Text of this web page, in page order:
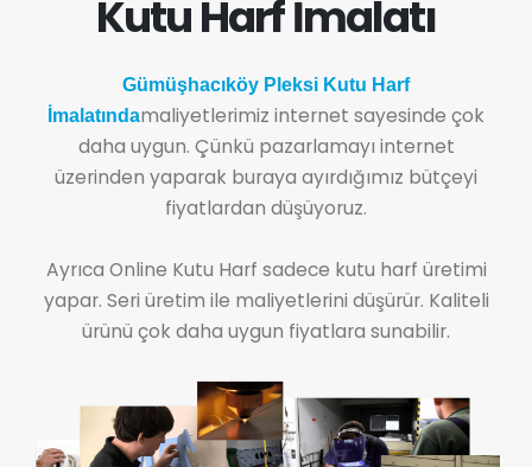
Kutu Harf İmalatı
Gümüşhacıköy Pleksi Kutu Harf
İmalatındamaliyetlerimiz internet sayesinde çok
daha uygun. Çünkü pazarlamayı internet
üzerinden yaparak buraya ayırdığımız bütçeyi
fiyatlardan düşüyoruz.
Ayrıca Online Kutu Harf sadece kutu harf üretimi
yapar. Seri üretim ile maliyetlerini düşürür. Kaliteli
ürünü çok daha uygun fiyatlara sunabilir.